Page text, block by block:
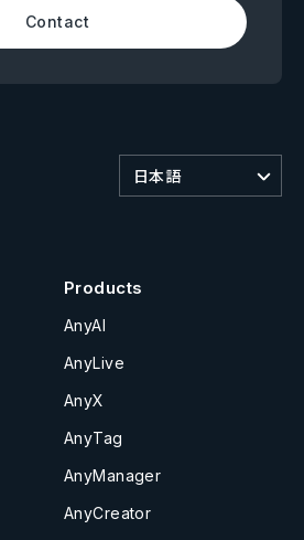
Contact
日本語
Products
AnyAI
AnyLive
AnyX
AnyTag
AnyManager
AnyCreator